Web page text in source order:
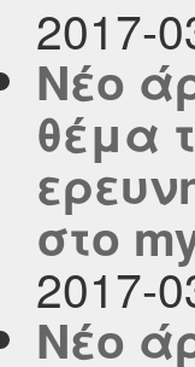
2017-
Νέο
θέμα
στο
2017-
Νέο